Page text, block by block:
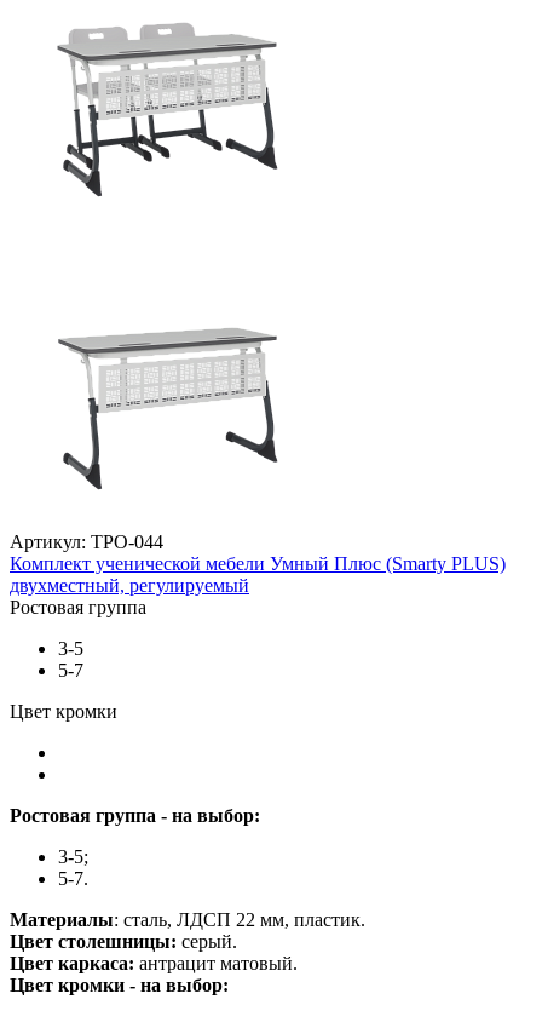
Артикул: ТРО-044
Комплект ученической мебели Умный Плюс (Smarty PLUS)
двухместный, регулируемый
Ростовая группа
3-5
5-7
Цвет кромки
Ростовая группа - на выбор:
3-5;
5-7.
Материалы: сталь, ЛДСП 22 мм, пластик.
Цвет столешницы: серый.
Цвет каркаса: антрацит матовый.
Цвет кромки - на выбор: